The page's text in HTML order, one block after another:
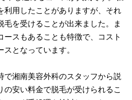
利用したことがありますが、それ
毛を受けることが出来ました。ま
ースもあることも特徴で、コスト
となっています。
湘南美容外科のスタッフから説
の安い料金で脱毛が受けられるこ